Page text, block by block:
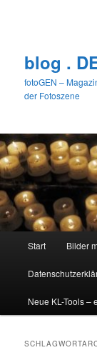
blog .
fotoGEN –
der Fotoszene
Start Bilder
Neue KL-Tools –